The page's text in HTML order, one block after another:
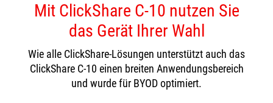
Mit ClickShare C-10 nutzen Sie
das Gerät Ihrer Wahl
Wie alle ClickShare-Lösungen unterstützt auch das
ClickShare C-10 einen breiten Anwendungsbereich
und wurde für BYOD optimiert.